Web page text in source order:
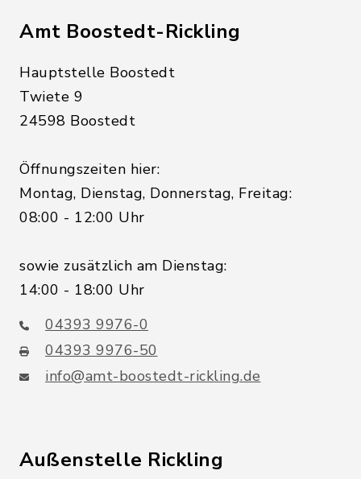
Amt Boostedt-Rickling
Hauptstelle Boostedt
Twiete 9
24598 Boostedt
Öffnungszeiten hier:
Montag, Dienstag, Donnerstag, Freitag:
08:00 - 12:00 Uhr
sowie zusätzlich am Dienstag:
14:00 - 18:00 Uhr
04393 9976-0
04393 9976-50
info@amt-boostedt-rickling.de
Außenstelle Rickling